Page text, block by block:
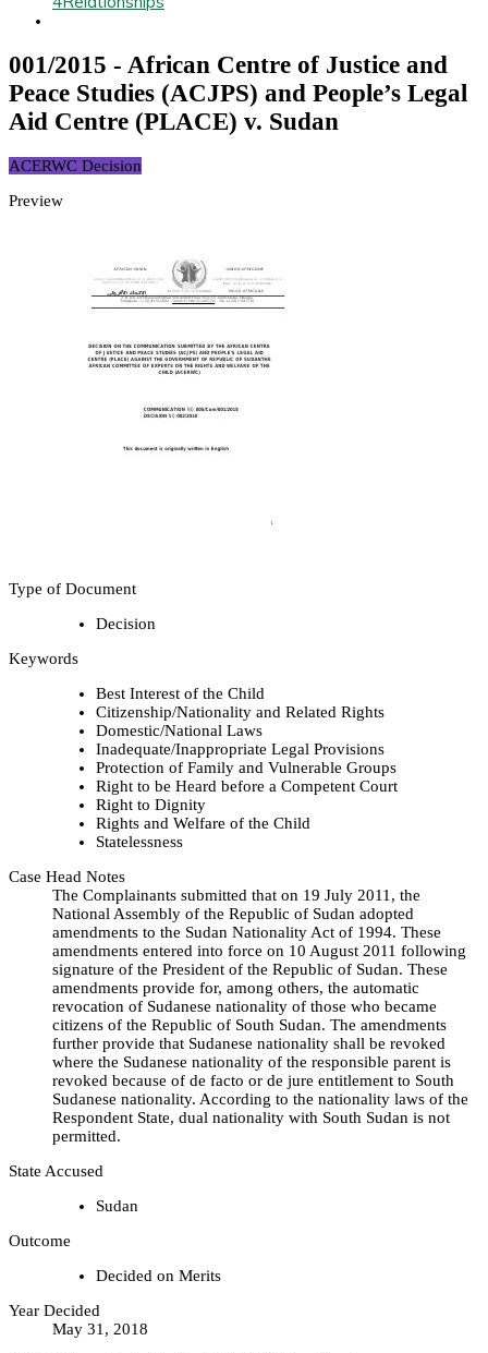
001/2015 - African Centre of Justice and
Peace Studies (ACJPS) and People’s Legal
Aid Centre (PLACE) v. Sudan
ACERWC Decision
Preview
Type of Document
Decision
Keywords
Best Interest of the Child
Citizenship/Nationality and Related Rights
Domestic/National Laws
Inadequate/Inappropriate Legal Provisions
Protection of Family and Vulnerable Groups
Right to be Heard before a Competent Court
Right to Dignity
Rights and Welfare of the Child
Statelessness
Case Head Notes
The Complainants submitted that on 19 July 2011, the
National Assembly of the Republic of Sudan adopted
amendments to the Sudan Nationality Act of 1994. These
amendments entered into force on 10 August 2011 following
signature of the President of the Republic of Sudan. These
amendments provide for, among others, the automatic
revocation of Sudanese nationality of those who became
citizens of the Republic of South Sudan. The amendments
further provide that Sudanese nationality shall be revoked
where the Sudanese nationality of the responsible parent is
revoked because of de facto or de jure entitlement to South
Sudanese nationality. According to the nationality laws of the
Respondent State, dual nationality with South Sudan is not
permitted.
State Accused
Sudan
Outcome
Decided on Merits
Year Decided
May 31, 2018